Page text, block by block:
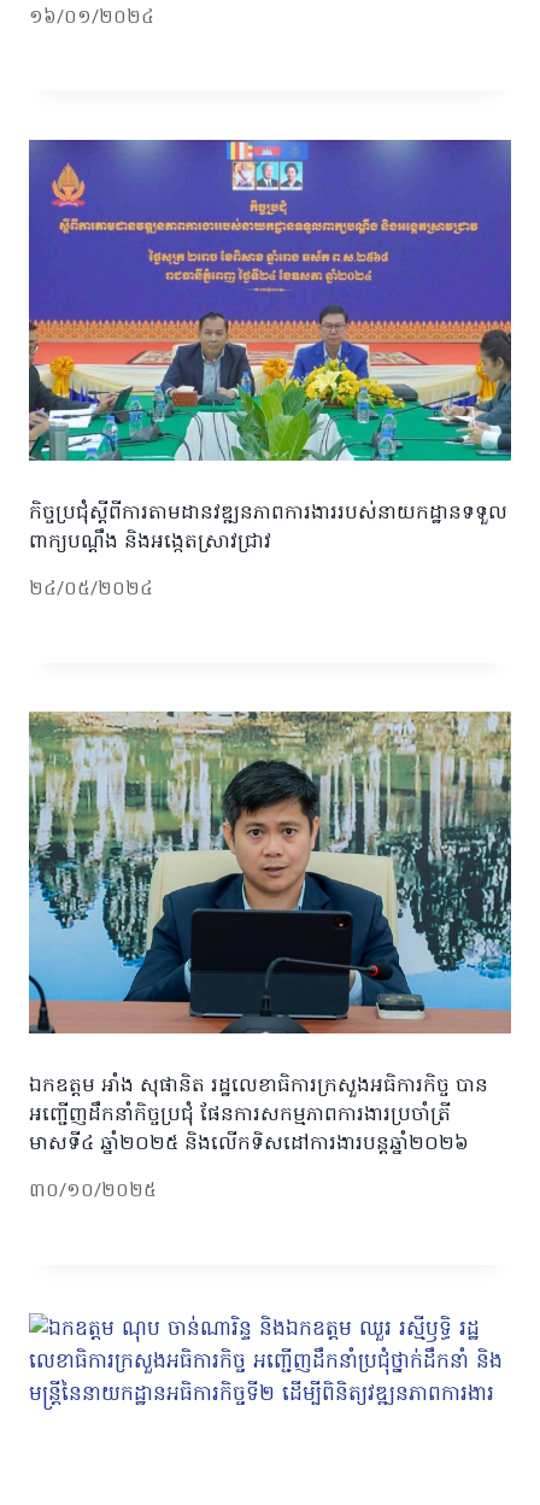
១៦/០១/២០២៤
កិច្ចប្រជុំស្តីពីការតាមដានវឌ្ឍនភាពការងាររបស់នាយកដ្ឋានទទួល
ពាក្យបណ្តឹង និងអង្កេតស្រាវជ្រាវ
២៤/០៥/២០២៤
ឯកឧត្តម អាំង សុផានិត រដ្ឋលេខាធិការក្រសួងអធិការកិច្ច បាន
អញ្ជើញដឹកនាំកិច្ចប្រជុំ ផែនការសកម្មភាពការងារប្រចាំត្រី
មាសទី៤ ឆ្នាំ២០២៥ និងលើកទិសដៅការងារបន្តឆ្នាំ២០២៦
៣០/១០/២០២៥